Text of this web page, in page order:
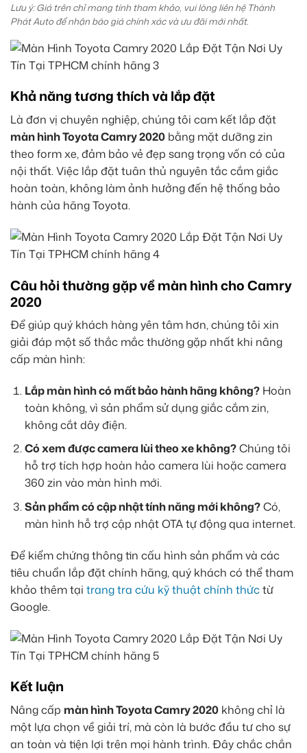
Lưu ý: Giá trên chỉ mang tính tham khảo, vui lòng liên hệ Thành
Phát Auto để nhận báo giá chính xác và ưu đãi mới nhất.
Khả năng tương thích và lắp đặt
Là đơn vị chuyên nghiệp, chúng tôi cam kết lắp đặt
màn hình Toyota Camry 2020 bằng mặt dưỡng zin
theo form xe, đảm bảo vẻ đẹp sang trọng vốn có của
nội thất. Việc lắp đặt tuân thủ nguyên tắc cắm giắc
hoàn toàn, không làm ảnh hưởng đến hệ thống bảo
hành của hãng Toyota.
Câu hỏi thường gặp về màn hình cho Camry
2020
Để giúp quý khách hàng yên tâm hơn, chúng tôi xin
giải đáp một số thắc mắc thường gặp nhất khi nâng
cấp màn hình:
Lắp màn hình có mất bảo hành hãng không?Hoàn
toàn không, vì sản phẩm sử dụng giắc cắm zin,
không cắt dây điện.
Có xem được camera lùi theo xe không?Chúng tôi
hỗ trợ tích hợp hoàn hảo camera lùi hoặc camera
360 zin vào màn hình mới.
Sản phẩm có cập nhật tính năng mới không?Có,
màn hình hỗ trợ cập nhật OTA tự động qua internet.
Để kiểm chứng thông tin cấu hình sản phẩm và các
tiêu chuẩn lắp đặt chính hãng, quý khách có thể tham
khảo thêm tại trang tra cứu kỹ thuật chính thứctừ
Google.
Kết luận
Nâng cấp màn hình Toyota Camry 2020 không chỉ là
một lựa chọn về giải trí, mà còn là bước đầu tư cho sự
an toàn và tiện lợi trên mọi hành trình. Đây chắc chắn